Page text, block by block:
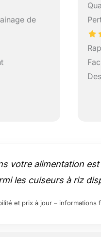
de
votre alimentation
les cuiseurs à riz
et prix à jour – informations